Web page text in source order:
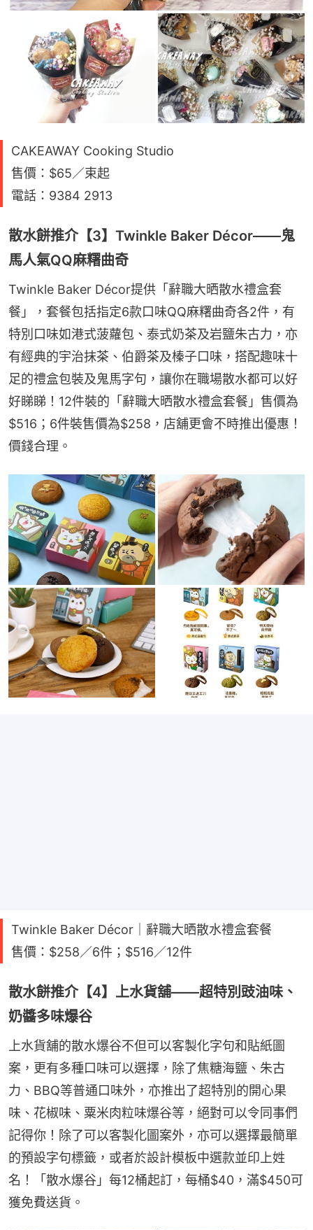
CAKEAWAY Cooking Studio
售價：$65／束起
電話：9384 2913
散水餅推介【3】Twinkle Baker Décor——鬼
馬人氣QQ麻糬曲奇
Twinkle Baker Décor提供「辭職大晒散水禮盒套
餐」，套餐包括指定6款口味QQ麻糬曲奇各2件，有
特別口味如港式菠蘿包、泰式奶茶及岩鹽朱古力，亦
有經典的宇治抹茶、伯爵茶及榛子口味，搭配趣味十
足的禮盒包裝及鬼馬字句，讓你在職場散水都可以好
好睇睇！12件裝的「辭職大晒散水禮盒套餐」售價為
$516；6件裝售價為$258，店舖更會不時推出優惠！
價錢合理。
Twinkle Baker Décor｜辭職大晒散水禮盒套餐
售價：$258／6件；$516／12件
散水餅推介【4】上水貨舖——超特別豉油味、
奶醬多味爆谷
上水貨舖的散水爆谷不但可以客製化字句和貼紙圖
案，更有多種口味可以選擇，除了焦糖海鹽、朱古
力、BBQ等普通口味外，亦推出了超特別的開心果
味、花椒味、粟米肉粒味爆谷等，絕對可以令同事們
記得你！除了可以客製化圖案外，亦可以選擇最簡單
的預設字句標籤，或者於設計模板中選款並印上姓
名！「散水爆谷」每12桶起訂，每桶$40，滿$450可
獲免費送貨。